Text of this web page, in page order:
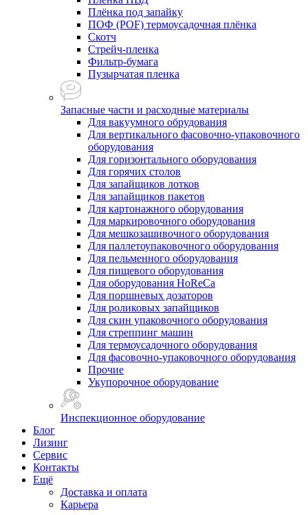
Плёнка под запайку
ПОФ (POF) термоусадочная плёнка
Скотч
Стрейч-пленка
Фильтр-бумага
Пузырчатая пленка
Запасные части и расходные материалы
Для вакуумного обрудования
Для вертикального фасовочно-упаковочного
оборудования
Для горизонтального оборудования
Для горячих столов
Для запайщиков лотков
Для запайщиков пакетов
Для картонажного оборудования
Для маркировочного оборудования
Для мешкозашивочного оборудования
Для паллетоупаковочного оборудования
Для пельменного оборудования
Для пищевого оборудования
Для оборудования HoReCa
Для поршневых дозаторов
Для роликовых запайщиков
Для скин упаковочного оборудования
Для стреппинг машин
Для термоусадочного оборудования
Для фасовочно-упаковочного оборудования
Прочие
Укупорочное оборудование
Инспекционное оборудование
Блог
Лизинг
Сервис
Контакты
Ещё
Доставка и оплата
Карьера